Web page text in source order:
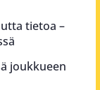
tietoa –
joukkueen